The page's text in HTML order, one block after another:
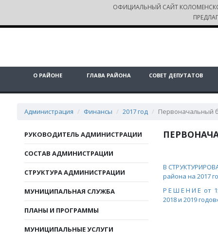
ОФИЦИАЛЬНЫЙ САЙТ
О РАЙОНЕ ГЛАВА РАЙОНА СОВЕТ ДЕПУТАТОВ
Администрация Финансы 2017 год Первоначальный
РУКОВОДИТЕЛЬ АДМИНИСТРАЦИИ
СОСТАВ АДМИНИСТРАЦИИ
СТРУКТУРА АДМИНИСТРАЦИИ
МУНИЦИПАЛЬНАЯ СЛУЖБА
ПЛАНЫ И ПРОГРАММЫ
МУНИЦИПАЛЬНЫЕ УСЛУГИ
В
района на 2017
Р Е Ш Е Н И Е от
2018 и 2019